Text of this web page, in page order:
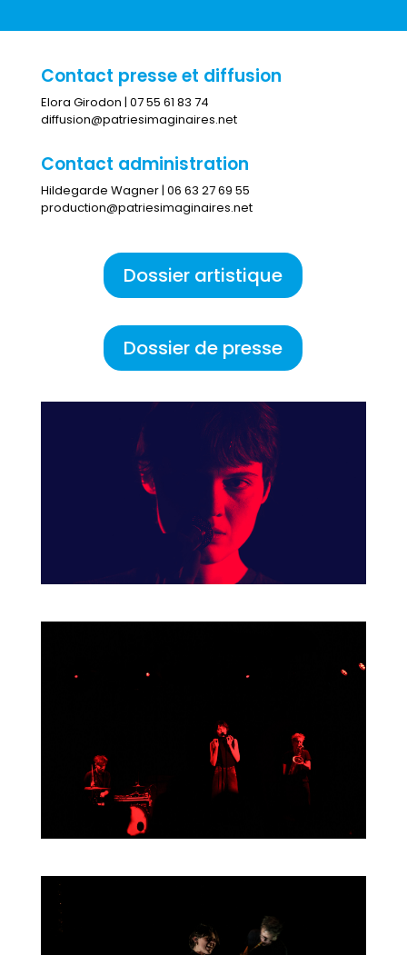
Contact presse et diffusion
Elora Girodon | 07 55 61 83 74
diffusion@patriesimaginaires.net
Contact administration
Hildegarde Wagner | 06 63 27 69 55
production@patriesimaginaires.net
Dossier artistique
Dossier de presse